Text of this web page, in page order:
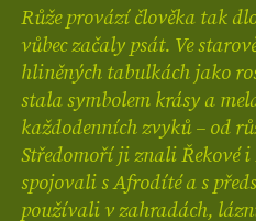
Růže provází člověka tak
vůbec začaly psát. Ve
hliněných tabulkách jako
stala symbolem krásy a
každodenních zvyků – od
Středomoří ji znali Řekové
spojovali s Afrodíté a s
používali v zahradách,